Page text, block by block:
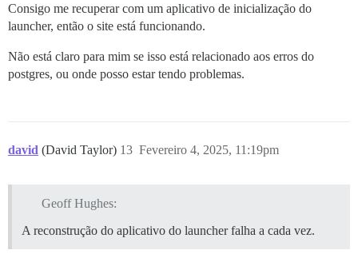
Consigo me recuperar com um aplicativo de inicialização do
launcher, então o site está funcionando.
Não está claro para mim se isso está relacionado aos erros do
postgres, ou onde posso estar tendo problemas.
david (David Taylor) Fevereiro 4, 2025, 11:19pm
13
Geoff Hughes:
A reconstrução do aplicativo do launcher falha a cada vez.